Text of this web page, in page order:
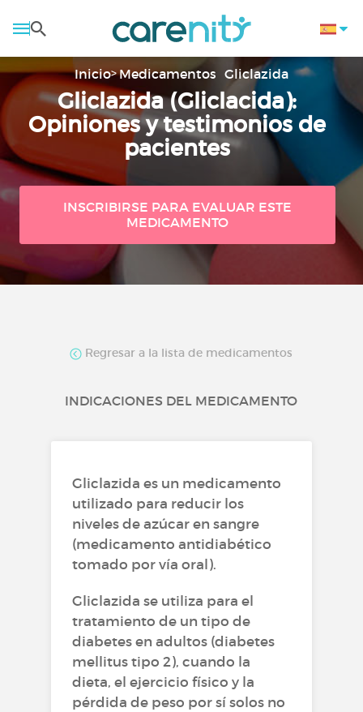
Inicio Medicamentos Gliclazida
Gliclazida (Gliclacida):
Opiniones y testimonios de
pacientes
INSCRIBIRSE PARA EVALUAR ESTE
MEDICAMENTO
Regresar a la lista de medicamentos
INDICACIONES DEL MEDICAMENTO
Gliclazida es un medicamento
utilizado para reducir los
niveles de azúcar en sangre
(medicamento antidiabético
tomado por vía oral).
Gliclazida se utiliza para el
tratamiento de un tipo de
diabetes en adultos (diabetes
mellitus tipo 2), cuando la
dieta, el ejercicio físico y la
pérdida de peso por sí solos no